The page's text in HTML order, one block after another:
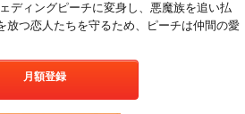
ディングピーチに変身し、悪魔族を追い払
放つ恋人たちを守るため、ピーチは仲間の愛
月額登録